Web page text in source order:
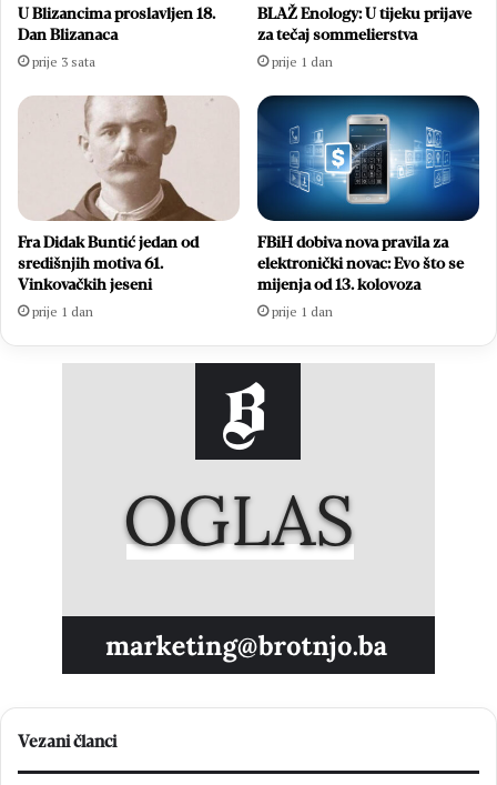
U Blizancima proslavljen 18.
Dan Blizanaca
prije 3 sata
BLAŽ Enology: U tijeku prijave
za tečaj sommelierstva
prije 1 dan
Fra Didak Buntić jedan od
središnjih motiva 61.
Vinkovačkih jeseni
prije 1 dan
FBiH dobiva nova pravila za
elektronički novac: Evo što se
mijenja od 13. kolovoza
prije 1 dan
Vezani članci